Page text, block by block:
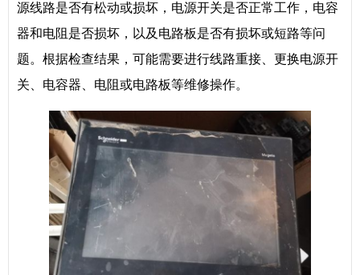
源线路是否有松动或损坏，电源开关是否正常工作，电容
器和电阻是否损坏，以及电路板是否有损坏或短路等问
题。根据检查结果，可能需要进行线路重接、更换电源开
关、电容器、电阻或电路板等维修操作。